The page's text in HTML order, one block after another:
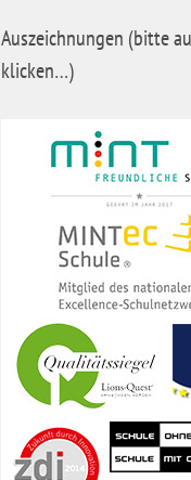
Auszeichnungen (bitte
klicken…)